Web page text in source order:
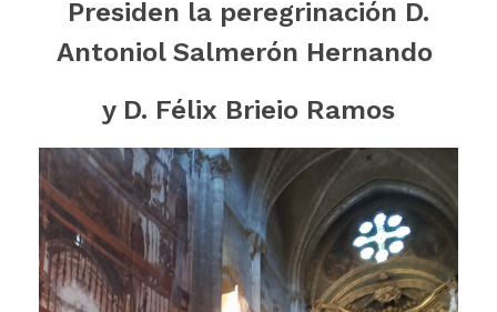
Presiden la peregrinación D.
Antoniol Salmerón Hernando
y D. Félix Brieio Ramos